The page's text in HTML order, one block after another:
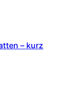
– kurz